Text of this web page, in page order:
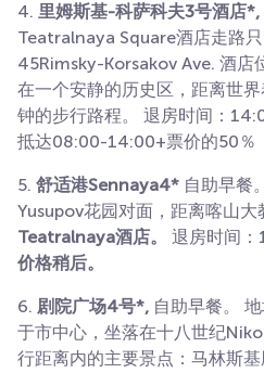
4. 里姆斯基-科萨科夫3号酒店*,
Teatralnaya Square酒店走路只
45Rimsky-Korsakov Ave. 酒店
在一个安静的历史区，距离世
钟的步行路程。 退房时间：
抵达08:00-14:00+票价的50％
5. 舒适港Sennaya4* 自助早餐
Yusupov花园对面，距离喀山大
Teatralnaya酒店。
退房时间：
价格稍后。
6. 剧院广场4号*, 自助早餐。
于市中心，坐落在十八世纪
行距离内的主要景点：马林斯